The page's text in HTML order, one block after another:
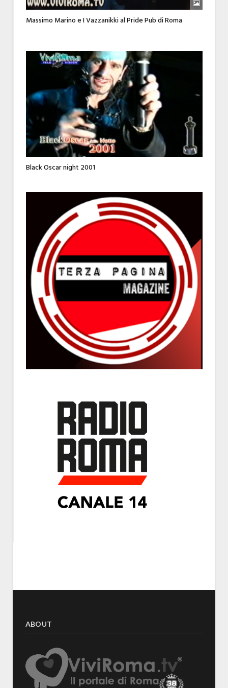
Massimo Marino e I Vazzanikki al Pride Pub di Roma
Black Oscar night 2001
ABOUT